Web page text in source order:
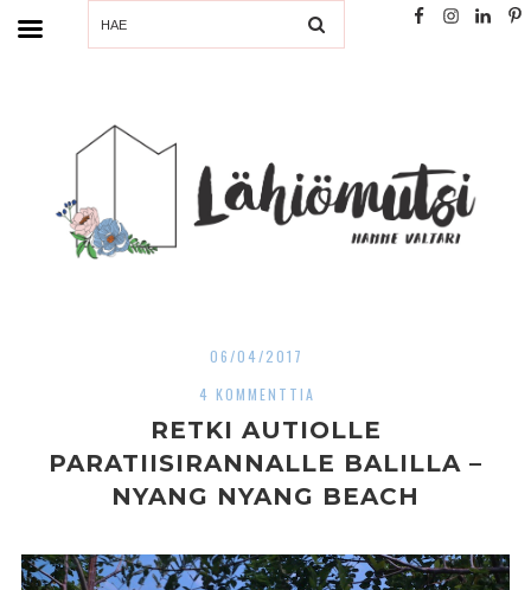
SEARCH
06/04/2017
4 KOMMENTTIA
RETKI AUTIOLLE
PARATIISIRANNALLE BALILLA –
NYANG NYANG BEACH